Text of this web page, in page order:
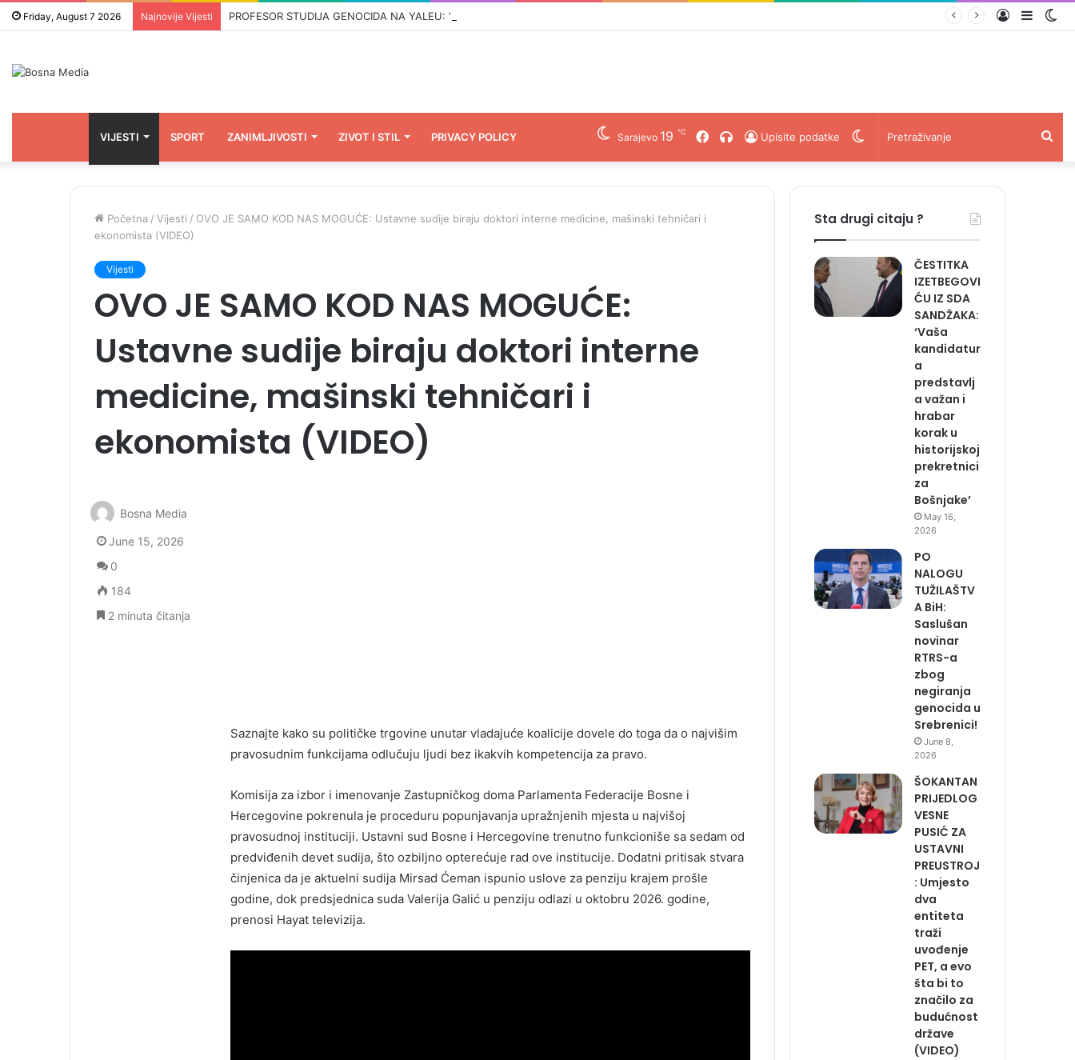
Friday, August 7 2026 Najnovije Vijesti PROFESOR STUDIJA GENOCIDA NA YALEU: ‘Ubijanje djece dokaz je genocidne namjere u Prijedoru i RS-u’ Prijava
VIJESTI SPORT ZANIMLJIVOSTI ZIVOT I STIL PRIVACY POLICY Switch
skin
Upisite podatke
Radio
Uživo
Facebook
Sarajevo 19 ℃
Početna / Vijesti / OVO JE SAMO KOD NAS MOGUĆE: Ustavne sudije biraju doktori interne medicine, mašinski tehničari i
ekonomista (VIDEO)
Vijesti
OVO JE SAMO KOD NAS MOGUĆE:
Ustavne sudije biraju doktori interne
medicine, mašinski tehničari i
ekonomista (VIDEO)
Saznajte kako su političke trgovine unutar vladajuće koalicije dovele do toga da o najvišim
pravosudnim funkcijama odlučuju ljudi bez ikakvih kompetencija za pravo.
Komisija za izbor i imenovanje Zastupničkog doma Parlamenta Federacije Bosne i
Hercegovine pokrenula je proceduru popunjavanja upražnjenih mjesta u najvišoj
pravosudnoj instituciji. Ustavni sud Bosne i Hercegovine trenutno funkcioniše sa sedam od
predviđenih devet sudija, što ozbiljno opterećuje rad ove institucije. Dodatni pritisak stvara
činjenica da je aktuelni sudija Mirsad Ćeman ispunio uslove za penziju krajem prošle
godine, dok predsjednica suda Valerija Galić u penziju odlazi u oktobru 2026. godine,
prenosi Hayat televizija.
Bosna Media
June 15, 2026
0
184
2 minuta čitanja
Sta drugi citaju ?
ČESTITKA
IZETBEGOVI
ĆU IZ SDA
SANDŽAKA:
‘Vaša
kandidatur
a
predstavlj
a važan i
hrabar
korak u
historijskoj
prekretnici
za
Bošnjake’
May 16,
2026
PO
NALOGU
TUŽILAŠTV
A BiH:
Saslušan
novinar
RTRS-a
zbog
negiranja
genocida u
Srebrenici!
June 8,
2026
ŠOKANTAN
PRIJEDLOG
VESNE
PUSIĆ ZA
USTAVNI
PREUSTROJ
: Umjesto
dva
entiteta
traži
uvođenje
PET, a evo
šta bi to
značilo za
budućnost
države
(VIDEO)